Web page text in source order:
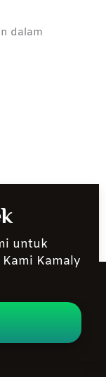
dalam
untuk
Kamaly